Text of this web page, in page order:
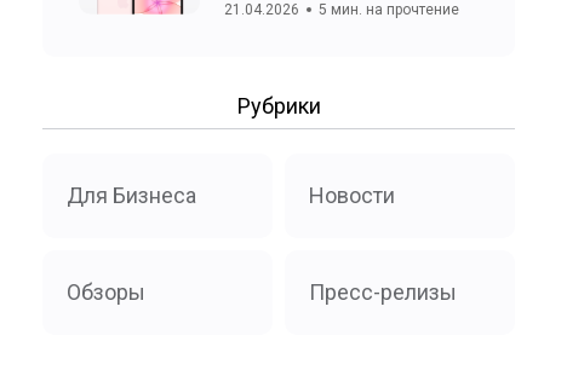
21.04.2026 5 мин. на прочтение
Рубрики
Для Бизнеса Новости
Обзоры Пресс-релизы